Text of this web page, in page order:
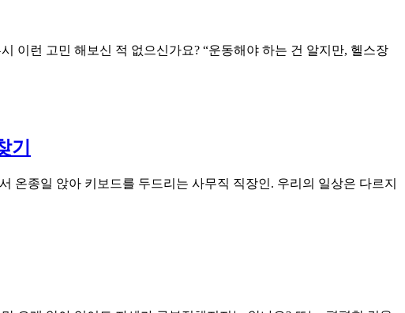
이런 고민 해보신 적 없으신가요? “운동해야 하는 건 알지만, 헬스장
기
온종일 앉아 키보드를 두드리는 사무직 직장인. 우리의 일상은 다르지